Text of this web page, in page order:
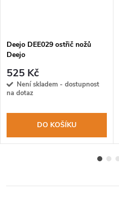
Deejo DEE029 ostřič nožů
Deejo
525 Kč
Není skladem - dostupnost
na dotaz
DO KOŠÍKU